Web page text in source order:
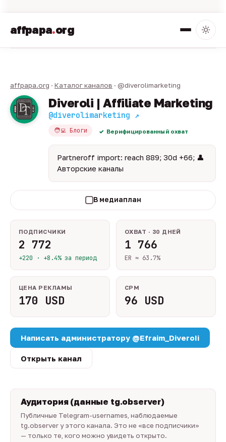
affpapa.org
affpapa.org · Каталог каналов · @diverolimarketing
Diveroli | Affiliate Marketing
@diverolimarketing ↗
🧑‍💻 Блоги Верифицированный охват
Partneroff import: reach 889; 30d +66; 👤
Авторские каналы
В медиаплан
ПОДПИСЧИКИ
2 772
+220 · +8.4% за период
ОХВАТ · 30 ДНЕЙ
1 766
ER ≈ 63.7%
ЦЕНА РЕКЛАМЫ
170 USD
CPM
96 USD
Написать администратору @Efraim_DiveroIi
Открыть канал
Аудитория (данные tg.observer)
Публичные Telegram-usernames, наблюдаемые
tg.observer у этого канала. Это не «все подписчики»
— только те, кого можно увидеть открыто.